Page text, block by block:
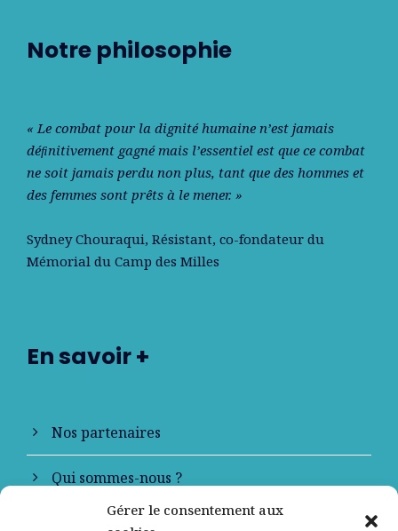
Gérer le consentement aux
Notre philosophie
« Le combat pour la dignité humaine n’est jamais
déﬁnitivement gagné mais l’essentiel est que ce combat
ne soit jamais perdu non plus, tant que des hommes et
des femmes sont prêts à le mener. »
Sydney Chouraqui, Résistant, co-fondateur du
Mémorial du Camp des Milles
En savoir +
Nos partenaires
Qui sommes-nous ?
Contactez-nous